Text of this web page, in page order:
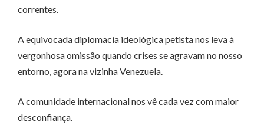
correntes.
A equivocada diplomacia ideológica petista nos leva à
vergonhosa omissão quando crises se agravam no nosso
entorno, agora na vizinha Venezuela.
A comunidade internacional nos vê cada vez com maior
desconfiança.